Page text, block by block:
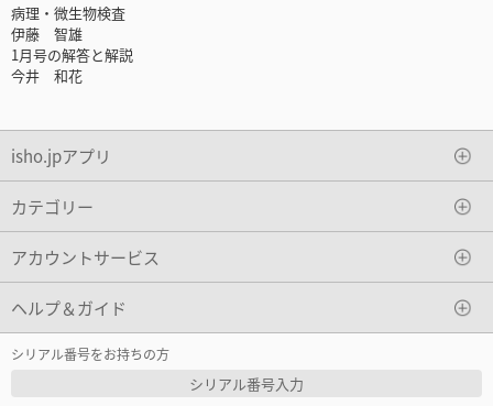
病理・微生物検査
伊藤 智雄
1月号の解答と解説
今井 和花
isho.jpアプリ
カテゴリー
アカウントサービス
ヘルプ＆ガイド
シリアル番号をお持ちの方
シリアル番号入力